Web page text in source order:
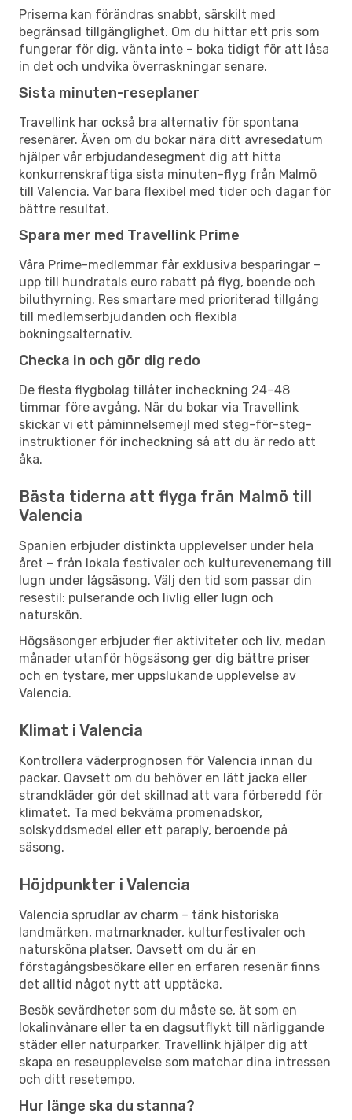
Priserna kan förändras snabbt, särskilt med
begränsad tillgänglighet. Om du hittar ett pris som
fungerar för dig, vänta inte – boka tidigt för att låsa
in det och undvika överraskningar senare.
Sista minuten-reseplaner
Travellink har också bra alternativ för spontana
resenärer. Även om du bokar nära ditt avresedatum
hjälper vår erbjudandesegment dig att hitta
konkurrenskraftiga sista minuten-flyg från Malmö
till Valencia. Var bara flexibel med tider och dagar för
bättre resultat.
Spara mer med Travellink Prime
Våra Prime-medlemmar får exklusiva besparingar –
upp till hundratals euro rabatt på flyg, boende och
biluthyrning. Res smartare med prioriterad tillgång
till medlemserbjudanden och flexibla
bokningsalternativ.
Checka in och gör dig redo
De flesta flygbolag tillåter incheckning 24–48
timmar före avgång. När du bokar via Travellink
skickar vi ett påminnelsemejl med steg-för-steg-
instruktioner för incheckning så att du är redo att
åka.
Bästa tiderna att flyga från Malmö till
Valencia
Spanien erbjuder distinkta upplevelser under hela
året – från lokala festivaler och kulturevenemang till
lugn under lågsäsong. Välj den tid som passar din
resestil: pulserande och livlig eller lugn och
naturskön.
Högsäsonger erbjuder fler aktiviteter och liv, medan
månader utanför högsäsong ger dig bättre priser
och en tystare, mer uppslukande upplevelse av
Valencia.
Klimat i Valencia
Kontrollera väderprognosen för Valencia innan du
packar. Oavsett om du behöver en lätt jacka eller
strandkläder gör det skillnad att vara förberedd för
klimatet. Ta med bekväma promenadskor,
solskyddsmedel eller ett paraply, beroende på
säsong.
Höjdpunkter i Valencia
Valencia sprudlar av charm – tänk historiska
landmärken, matmarknader, kulturfestivaler och
natursköna platser. Oavsett om du är en
förstagångsbesökare eller en erfaren resenär finns
det alltid något nytt att upptäcka.
Besök sevärdheter som du måste se, ät som en
lokalinvånare eller ta en dagsutflykt till närliggande
städer eller naturparker. Travellink hjälper dig att
skapa en reseupplevelse som matchar dina intressen
och ditt resetempo.
Hur länge ska du stanna?